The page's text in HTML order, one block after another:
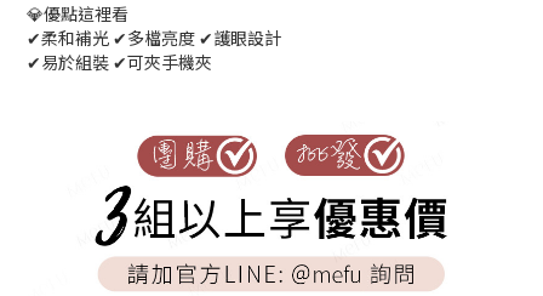
💎優點這裡看
✔柔和補光 ✔多檔亮度 ✔護眼設計
✔易於組裝 ✔可夾手機夾